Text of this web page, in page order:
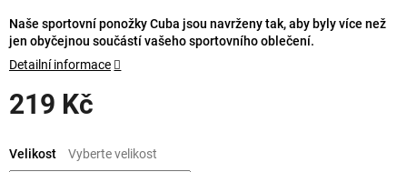
219 Kč
cena:
Velikost
Naše sportovní ponožky Cuba jsou navrženy tak, aby byly více než
jen obyčejnou součástí vašeho sportovního oblečení.
Detailní informace